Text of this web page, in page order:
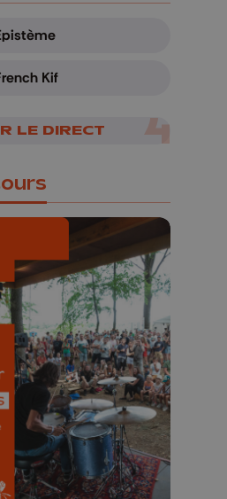
Kif
LE DIRECT
5x2
pour le
Ferrières
🌿🎶
jusqu'au 9 août,
23h59.